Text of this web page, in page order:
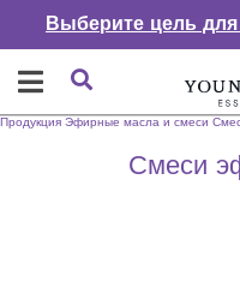
Выберите цель
Смеси
Продукция Эфирные масла и смеси